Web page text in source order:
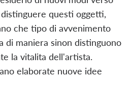
questi oggetti,
che tipo di avvenimento
di maniera sinon distinguono
la vitalita dell'artista.
elaborate nuove idee